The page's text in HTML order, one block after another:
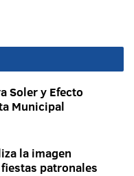
Soler y Efecto
Municipal
la imagen
patronales